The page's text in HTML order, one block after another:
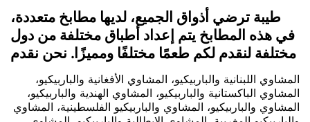
طيبة ترضي أذواق الجميع، لديها مطابخ متعددة،
في هذه المطابخ يتم إعداد أطباق مختلفة من دول
مختلفة لنقدم لكم طعمًا مختلفًا ومميزًا. نحن نقدم
المشاوي اللبنانية والباربيكيو، المشاوي الأفغانية والباربيكيو،
المشاوي الباكستانية والباربيكيو، المشاوي الهندية والباربيكيو،
المشاوي والباربيكيو، المشاوي والباربيكيو الفلسطينية، المشاوي